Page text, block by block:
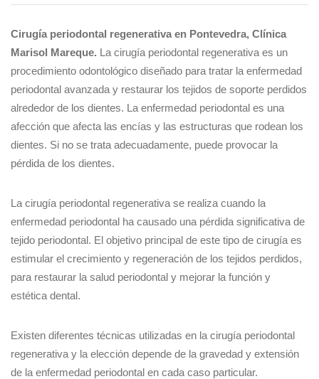
Cirugía periodontal regenerativa en Pontevedra, Clínica
Marisol Mareque. La cirugía periodontal regenerativa es un
procedimiento odontológico diseñado para tratar la enfermedad
periodontal avanzada y restaurar los tejidos de soporte perdidos
alrededor de los dientes. La enfermedad periodontal es una
afección que afecta las encías y las estructuras que rodean los
dientes. Si no se trata adecuadamente, puede provocar la
pérdida de los dientes.
La cirugía periodontal regenerativa se realiza cuando la
enfermedad periodontal ha causado una pérdida significativa de
tejido periodontal. El objetivo principal de este tipo de cirugía es
estimular el crecimiento y regeneración de los tejidos perdidos,
para restaurar la salud periodontal y mejorar la función y
estética dental.
Existen diferentes técnicas utilizadas en la cirugía periodontal
regenerativa y la elección depende de la gravedad y extensión
de la enfermedad periodontal en cada caso particular.